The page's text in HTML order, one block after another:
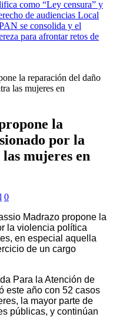
como “Ley censura” y
de audiencias Local
se consolida y el
para afrontar retos de
la reparación del daño
las mujeres en
la
por la
mujeres en
0
Madrazo propone la
la violencia política
en especial aquella
de un cargo
Para la Atención de
este año con 52 casos
la mayor parte de
públicas, y continúan